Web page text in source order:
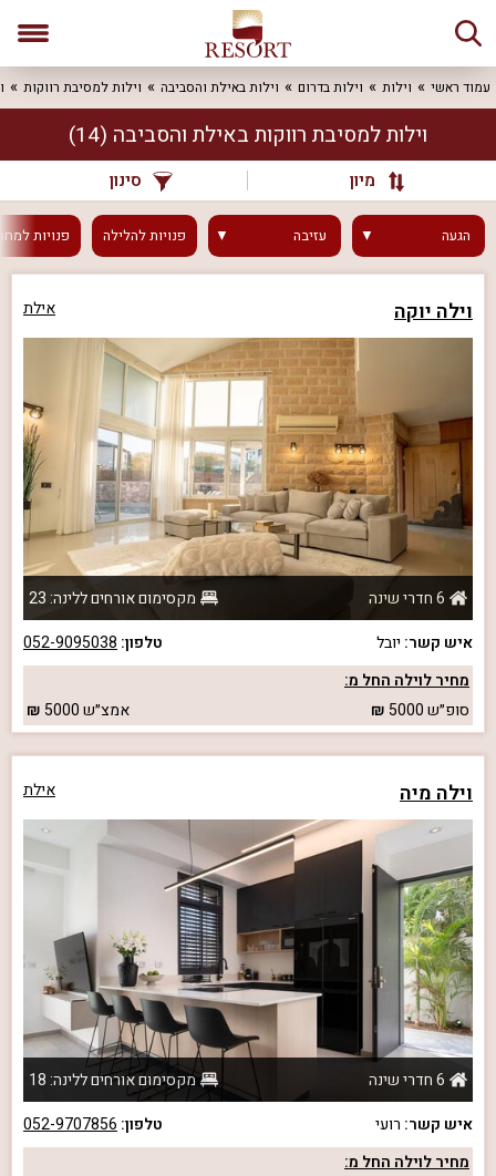
עמוד ראשי וילות וילות בדרום וילות באילת והסביבה וילות למסיבת רווקות
וילות למסיבת רווקות באילת והסביבה (14)
מיון סינון
הגעה עזיבה פנויותלהלילה פנויות
וילה יוקה אילת
6 חדרי שינה
מקסימום אורחים ללינה: 23
איש קשר: יובל טלפון: 052-9095038
מחיר לוילה החל מ:
סופ״ש5000 אמצ״ש5000
וילה מיה אילת
6 חדרי שינה
מקסימום אורחים ללינה: 18
איש קשר: רועי טלפון: 052-9707856
מחיר לוילה החל מ: